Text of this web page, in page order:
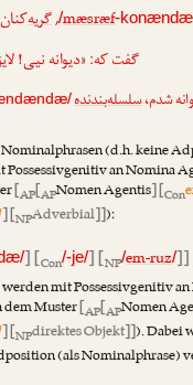
/mæsræf-
,گریه
گفت که: «دیوانه نیی!
شدم،سلسله‌بندنده
(d.h. keine
an Nomina
[AP[APNomen Agentis] [Con
] [NPAdverbial]]):
] [Con/-je/] [NP/em-ruz/]]
mit Possessivgenitiv
dem Muster[AP[APNomen
] [NPdirektes Objekt]]). Dabei
(als Nominalphrase)